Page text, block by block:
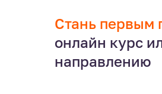
Стань первым
онлайн курс
направлению